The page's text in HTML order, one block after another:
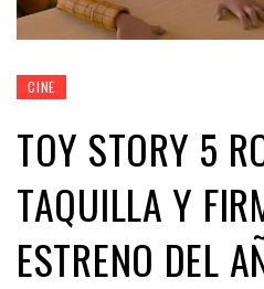
CINE
TOY STORY 5
TAQUILLA Y
ESTRENO DEL